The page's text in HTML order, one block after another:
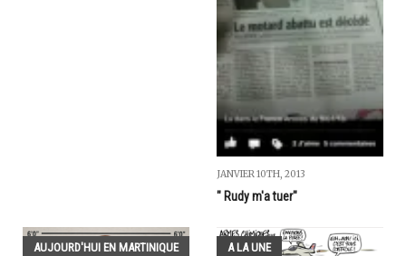
JANVIER 10TH, 2013
" Rudy m'a tuer"
AUJOURD'HUI EN MARTINIQUE A LA UNE